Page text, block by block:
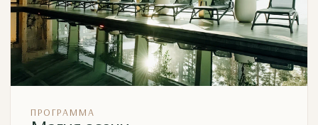
ПРОГРАММА